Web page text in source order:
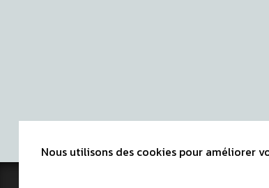
Nous utilisons des cookies pour améliorer